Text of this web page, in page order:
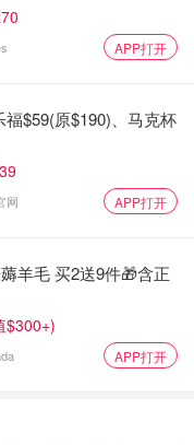
APP打开
$59(原$190)、马克杯
网 APP打开
羊毛 买2送9件🎁含正
$300+)
APP打开